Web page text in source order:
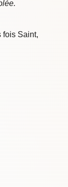
fois Saint,